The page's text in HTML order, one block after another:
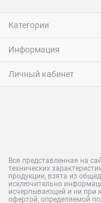
Категории
Информация
Личный кабинет
Вся представленная на
технических
продукции, взята из
исключительно
исчерпывающей и ни при
офертой, определяемой